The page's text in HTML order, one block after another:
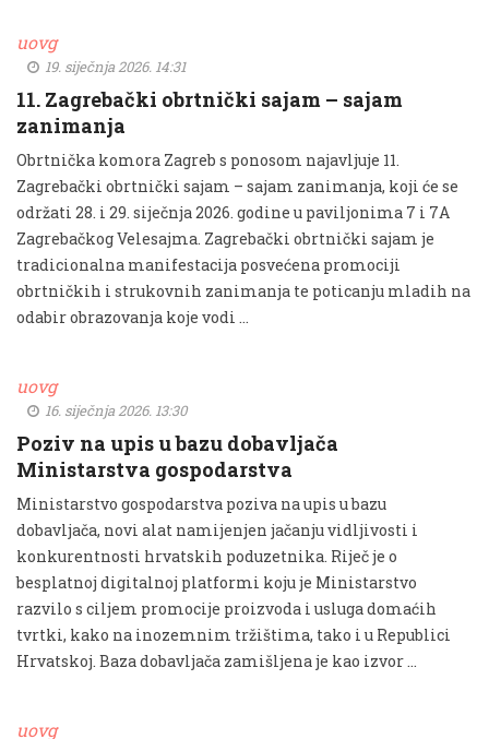
uovg
19. siječnja 2026. 14:31
11. Zagrebački obrtnički sajam – sajam
zanimanja
Obrtnička komora Zagreb s ponosom najavljuje 11.
Zagrebački obrtnički sajam – sajam zanimanja, koji će se
održati 28. i 29. siječnja 2026. godine u paviljonima 7 i 7A
Zagrebačkog Velesajma. Zagrebački obrtnički sajam je
tradicionalna manifestacija posvećena promociji
obrtničkih i strukovnih zanimanja te poticanju mladih na
odabir obrazovanja koje vodi …
uovg
16. siječnja 2026. 13:30
Poziv na upis u bazu dobavljača
Ministarstva gospodarstva
Ministarstvo gospodarstva poziva na upis u bazu
dobavljača, novi alat namijenjen jačanju vidljivosti i
konkurentnosti hrvatskih poduzetnika. Riječ je o
besplatnoj digitalnoj platformi koju je Ministarstvo
razvilo s ciljem promocije proizvoda i usluga domaćih
tvrtki, kako na inozemnim tržištima, tako i u Republici
Hrvatskoj. Baza dobavljača zamišljena je kao izvor …
uovg